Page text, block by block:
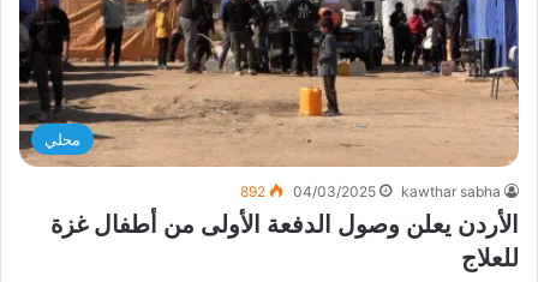
محلي
kawthar sabha
04/03/2025
892
الأردن يعلن وصول الدفعة الأولى من أطفال غزة
للعلاج